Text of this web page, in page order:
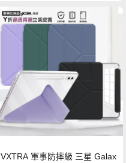
VXTRA 軍事防摔級 三星 Galax